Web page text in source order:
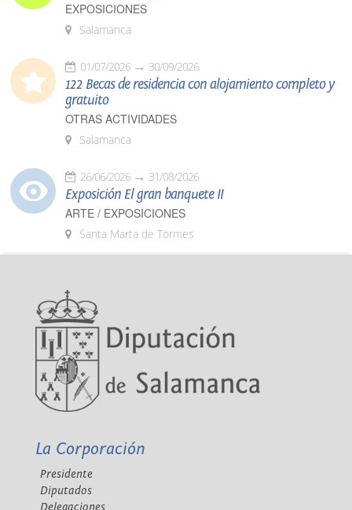
EXPOSICIONES
Salamanca
01/07/2026 30/09/2026
122 Becas de residencia con alojamiento completo y
gratuito
OTRAS ACTIVIDADES
Salamanca
26/06/2026 31/08/2026
Exposición El gran banquete II
ARTE / EXPOSICIONES
Santa Marta de Tormes
La Corporación
Presidente
Diputados
Delegaciones